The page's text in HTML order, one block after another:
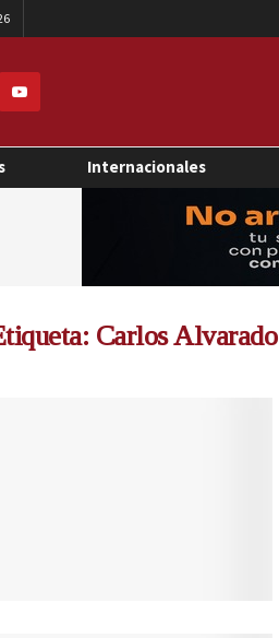
Internacionales
Carlos Alvarado